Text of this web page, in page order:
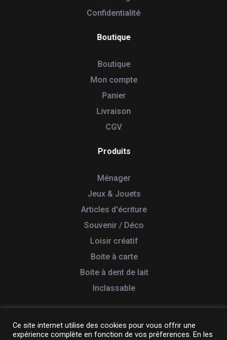
Confidentialité
Boutique
Boutique
Mon compte
Panier
Livraison
CGV
Produits
Ménager
Jeux & Jouets
Articles d'écriture
Souvenir / Déco
Loisir créatif
Boite à carte
Boite à dent de lait
Inclassable
Ce site internet utilise des cookies pour vous offrir une
expérience complète en fonction de vos préferences. En les